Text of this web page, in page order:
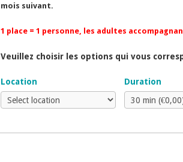
mois suivant.
1 place = 1 personne, les adultes
Veuillez choisir les options qui vous
Location Duration